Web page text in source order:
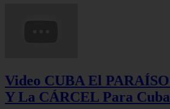
Video CUBA El
Y La CÁRCEL Para